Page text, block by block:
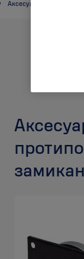
Аксесуари